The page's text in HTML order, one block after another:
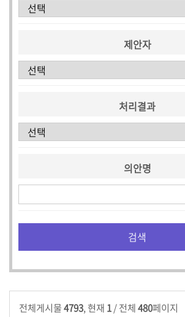
제안자
처리결과
의안명
전체게시물4793, 현재 1/ 전체480페이지